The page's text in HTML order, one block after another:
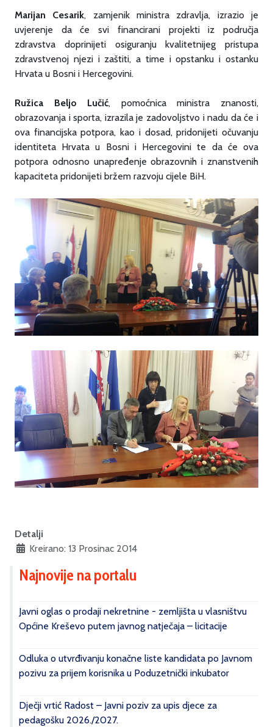
Marijan Cesarik, zamjenik ministra zdravlja, izrazio je
uvjerenje da će svi financirani projekti iz područja
zdravstva doprinijeti osiguranju kvalitetnijeg pristupa
zdravstvenoj njezi i zaštiti, a time i opstanku i ostanku
Hrvata u Bosni i Hercegovini.
Ružica Beljo Lučić, pomoćnica ministra znanosti,
obrazovanja i sporta, izrazila je zadovoljstvo i nadu da će i
ova financijska potpora, kao i dosad, pridonijeti očuvanju
identiteta Hrvata u Bosni i Hercegovini te da će ova
potpora odnosno unapređenje obrazovnih i znanstvenih
kapaciteta pridonijeti bržem razvoju cijele BiH.
Detalji
Kreirano: 13 Prosinac 2014
Najnovije na portalu
Javni oglas o prodaji nekretnine - zemljišta u vlasništvu
Općine Kreševo putem javnog natječaja – licitacije
Odluka o utvrđivanju konačne liste kandidata po Javnom
pozivu za prijem korisnika u Poduzetnički inkubator
Dječji vrtić Radost – Javni poziv za upis djece za
pedagošku 2026./2027.